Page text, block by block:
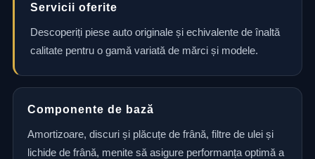
Servicii oferite
Descoperiți piese auto originale și echivalente de înaltă
calitate pentru o gamă variată de mărci și modele.
Componente de bază
Amortizoare, discuri și plăcuțe de frână, filtre de ulei și
lichide de frână, menite să asigure performanța optimă a